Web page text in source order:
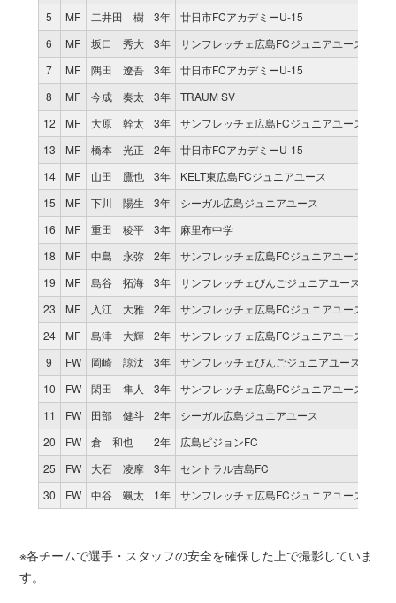
5
MF 二井田 樹 3年 廿日市FCアカデミーU-15
6
MF 坂口 秀大 3年 サンフレッチェ広島FCジュニアユース
7
MF 隅田 遼吾 3年 廿日市FCアカデミーU-15
8
MF 今成 奏太 3年 TRAUM SV
12
MF 大原 幹太 3年 サンフレッチェ広島FCジュニアユース
13
MF 橋本 光正 2年 廿日市FCアカデミーU-15
14
MF 山田 鷹也 3年 KELT東広島FCジュニアユース
15
MF 下川 陽生 3年 シーガル広島ジュニアユース
16
MF 重田 稜平 3年 麻里布中学
18
MF 中島 永弥 2年 サンフレッチェ広島FCジュニアユース
19
MF 島谷 拓海 3年 サンフレッチェびんごジュニアユースFC
23
MF 入江 大雅 2年 サンフレッチェ広島FCジュニアユース
24
MF 島津 大輝 2年 サンフレッチェ広島FCジュニアユース
9
FW 岡崎 諒汰 3年 サンフレッチェびんごジュニアユースFC
10
FW 閑田 隼人 3年 サンフレッチェ広島FCジュニアユース
11
FW 田部 健斗 2年 シーガル広島ジュニアユース
20
FW 倉 和也 2年 広島ピジョンFC
25
FW 大石 凌摩 3年 セントラル吉島FC
30
FW 中谷 颯太 1年 サンフレッチェ広島FCジュニアユース
※各チームで選手・スタッフの安全を確保した上で撮影していま
す。